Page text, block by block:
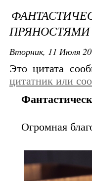
ПРЯНОСТЯМИ
Вторник, 11 Июля
Это цитата
цитатник или
Огромная